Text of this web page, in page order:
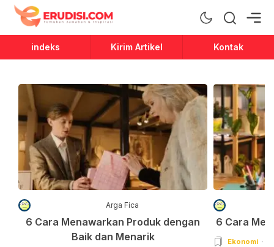
Erudisi
Temukan Jawaban dan Inspirasi
indeks Kirim Artikel Kontak
Arga Fica
6 Cara Menawarkan Produk dengan
Baik dan Menarik
6 Cara
Ekonomi